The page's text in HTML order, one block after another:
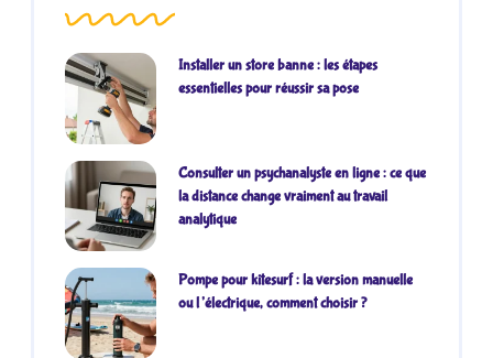
Installer un store banne : les étapes
essentielles pour réussir sa pose
Consulter un psychanalyste en ligne : ce que
la distance change vraiment au travail
analytique
Pompe pour kitesurf : la version manuelle
ou l’électrique, comment choisir ?